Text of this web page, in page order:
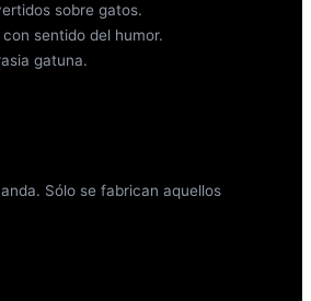
sobre gatos.
sentido del humor.
gatuna.
Sólo se fabrican aquellos